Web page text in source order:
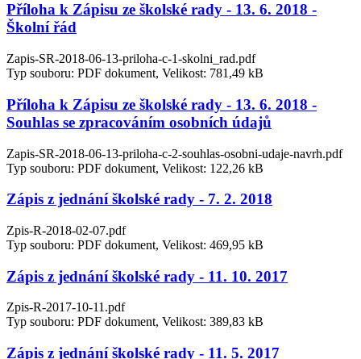
Příloha k Zápisu ze školské rady - 13. 6. 2018 -
Školní řád
Zapis-SR-2018-06-13-priloha-c-1-skolni_rad.pdf
Typ souboru: PDF dokument, Velikost: 781,49 kB
Příloha k Zápisu ze školské rady - 13. 6. 2018 -
Souhlas se zpracováním osobních údajů
Zapis-SR-2018-06-13-priloha-c-2-souhlas-osobni-udaje-navrh.pdf
Typ souboru: PDF dokument, Velikost: 122,26 kB
Zápis z jednání školské rady - 7. 2. 2018
Zpis-R-2018-02-07.pdf
Typ souboru: PDF dokument, Velikost: 469,95 kB
Zápis z jednání školské rady - 11. 10. 2017
Zpis-R-2017-10-11.pdf
Typ souboru: PDF dokument, Velikost: 389,83 kB
Zápis z jednání školské rady - 11. 5. 2017